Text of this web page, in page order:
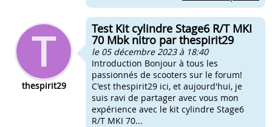
thespirit29
Test Kit cylindre Stage6 R/T MKI
70 Mbk nitro par thespirit29
le 05 décembre 2023 à 18:40
Introduction Bonjour à tous les
passionnés de scooters sur le forum!
C'est thespirit29 ici, et aujourd'hui, je
suis ravi de partager avec vous mon
expérience avec le kit cylindre Stage6
R/T MKI 70...